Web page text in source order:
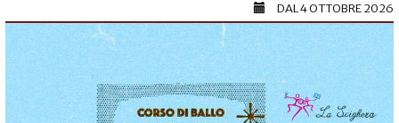
DAL4 OTTOBRE 2026